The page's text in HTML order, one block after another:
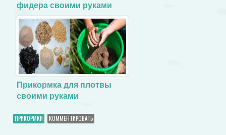
фидера своими руками
Прикормка для плотвы
своими руками
ПРИКОРМКИ КОММЕНТИРОВАТЬ